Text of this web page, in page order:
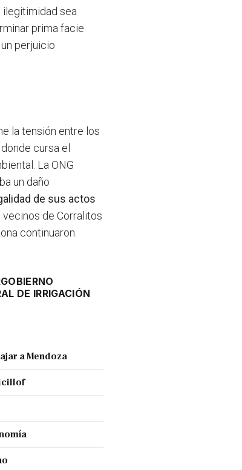
ilegitimidad sea
prima facie
perjuicio
la tensión entre los
cursa el
La ONG
un daño
de sus actos
vecinos de Corralitos
continuaron.
GOBIERNO
DE IRRIGACIÓN
a Mendoza